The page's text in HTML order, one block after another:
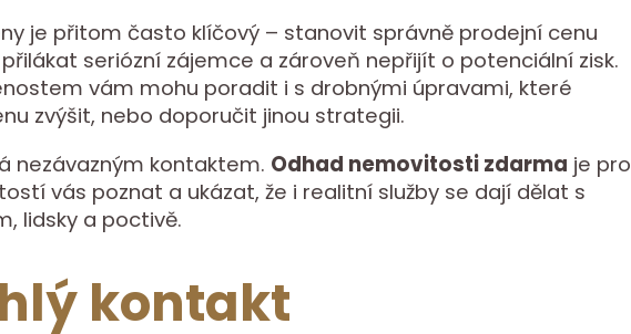
je přitom často klíčový – stanovit správně prodejní cenu
seriózní zájemce a zároveň nepřijít o potenciální zisk.
vám mohu poradit i s drobnými úpravami, které
zvýšit, nebo doporučit jinou strategii.
nezávazným kontaktem. Odhad nemovitosti zdarma je pro
vás poznat a ukázat, že i realitní služby se dají dělat s
lidsky a poctivě.
kontakt